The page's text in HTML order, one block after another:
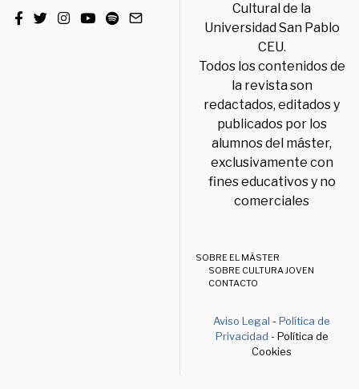
Cultural de la
Universidad San Pablo
CEU.
Todos los contenidos de
la revista son
redactados, editados y
publicados por los
alumnos del máster,
exclusivamente con
fines educativos y no
comerciales
SOBRE EL MÁSTER
SOBRE CULTURA JOVEN
CONTACTO
Aviso Legal -Política de
Privacidad - Política de
Cookies